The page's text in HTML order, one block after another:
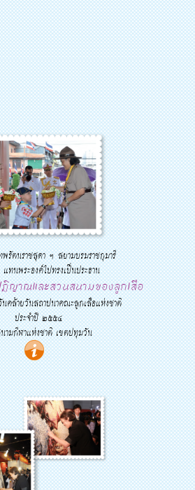
พรัตนราชสุดา ฯ สยามบรมราชกุมารี
ทนพระองค์ไปทรงเป็นประธาน
ญาณและสวนสนามของลูกเสือ
นคล้ายวันสถาปนาคณะลูกเสือแห่งชาติ
ประจำปี ๒๕๕๔
มกีฬาแห่งชาติ เขตปทุมวัน